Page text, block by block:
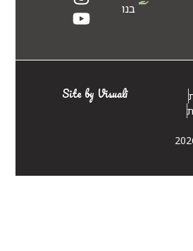
Site by Visuali